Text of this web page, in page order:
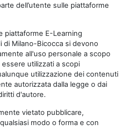
dell’utente sulle piattaforme
piattaforme E-Learning
di Milano-Bicocca si devono
all'uso personale a scopo
utilizzati a scopi
utilizzazione dei contenuti
autorizzata dalla legge o dai
d'autore.
vietato pubblicare,
modo o forma e con